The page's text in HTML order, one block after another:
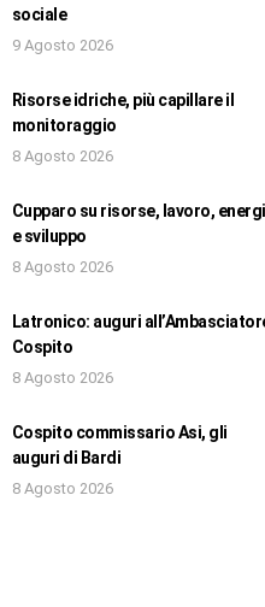
sociale
9 Agosto 2026
Risorse idriche, più capillare il
monitoraggio
8 Agosto 2026
Cupparo su risorse, lavoro,
e sviluppo
8 Agosto 2026
Latronico: auguri
Cospito
8 Agosto 2026
Cospito commissario Asi, gli
auguri di Bardi
8 Agosto 2026